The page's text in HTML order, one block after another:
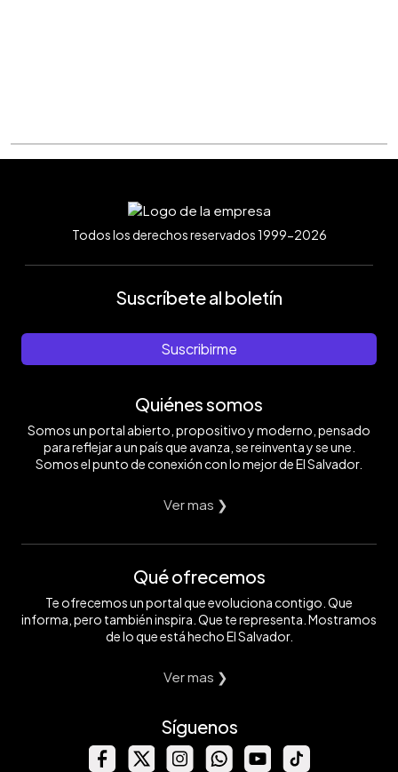
Todos los derechos reservados 1999-2026
Suscríbete al boletín
Suscribirme
Quiénes somos
Somos un portal abierto, propositivo y moderno, pensado
para reflejar a un país que avanza, se reinventa y se une.
Somos el punto de conexión con lo mejor de El Salvador.
Ver mas ❯
Qué ofrecemos
Te ofrecemos un portal que evoluciona contigo. Que
informa, pero también inspira. Que te representa. Mostramos
de lo que está hecho El Salvador.
Ver mas ❯
Síguenos